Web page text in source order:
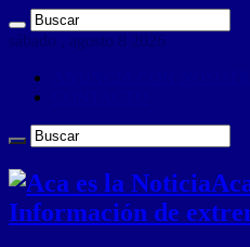
sábado , agosto 8 2026
Información de